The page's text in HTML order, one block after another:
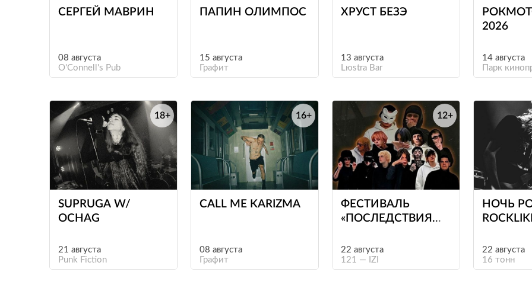
СЕРГЕЙ МАВРИН
08 августа
O'Connell's Pub
ПАПИН ОЛИМПОС
15 августа
Графит
ХРУСТ БЕЗЭ
13 августа
Lюstra Bar
2026
14 августа
Парк
е
SUPRUGA W/
OCHAG
21 августа
Punk Fiction
18+
CALL ME KARIZMA
08 августа
Графит
16+
е
ФЕСТИВАЛЬ
«ПОСЛЕДСТВИЯ
22 августа
121 — IZI
12+
НОЧЬ
22 августа
16 тонн